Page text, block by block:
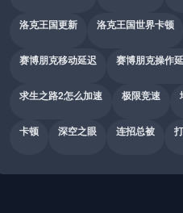
洛克王国更新 洛克王国世界卡顿
赛博朋克移动延迟 赛博朋克操作
求生之路2怎么加速 极限竞速
卡顿 深空之眼 连招总被